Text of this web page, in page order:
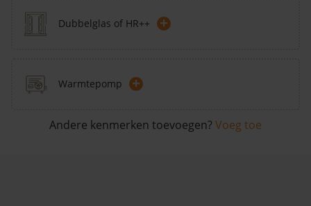
Dubbelglas of HR++ +
Warmtepomp +
Andere kenmerken toevoegen? Voeg toe